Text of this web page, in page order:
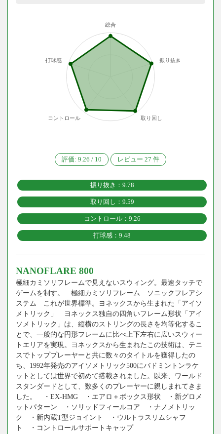
総合
振り抜き
取り回し
コントロール
打球感
評価: 9.26 / 10 レビュー 27 件
振り抜き：9.78
取り回し：9.59
コントロール：9.26
打球感：9.48
NANOFLARE 800
極細カミソリフレームで見えないスウィング。最速タッチで
ゲームを制す。 極細カミソリフレーム ソニックフレアシ
ステム これが世界標準。ヨネックスから生まれた「アイソ
メトリック」 ヨネックス独自の四角いフレーム形状「アイ
ソメトリック」は、縦横のストリングの長さを均等化するこ
とで、一般的な円形フレームに比べ上下左右に広いスウィー
トエリアを実現。ヨネックスから生まれたこの技術は、テニ
スでトッププレーヤーと共に数々のタイトルを獲得したの
ち、1992年発売のアイソメトリック500にバドミントンラケ
ットとしては世界で初めて搭載されました。以来、ワールド
スタンダードとして、数多くのプレーヤーに親しまれてきま
した。 ・EX-HMG ・エアロ＋ボックス形状 ・新グロメ
ットパターン ・ソリッドフィールコア ・ナノメトリッ
ク ・新内蔵T型ジョイント ・ウルトラスリムシャフ
ト ・コントロールサポートキャップ